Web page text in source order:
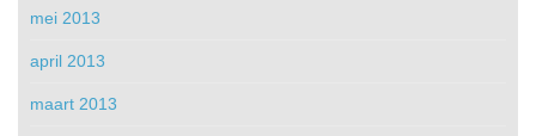
mei 2013
april 2013
maart 2013